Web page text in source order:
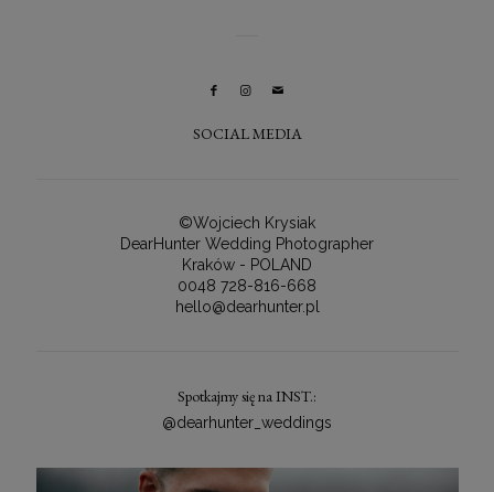
SOCIAL MEDIA
©Wojciech Krysiak
DearHunter Wedding Photographer
Kraków - POLAND
0048 728-816-668
hello@dearhunter.pl
Spotkajmy się na INST.:
@dearhunter_weddings